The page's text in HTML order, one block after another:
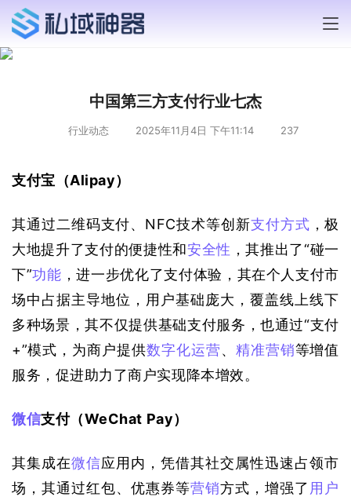
中国第三方支付行业七杰
行业动态 2025年11月4日 下午11:14 237
支付宝（Alipay）
其通过二维码支付、NFC技术等创新支付方式 ，极
大地提升了支付的便捷性和安全性 ，其推出了“碰一
下”功能 ，进一步优化了支付体验，其在个人支付市
场中占据主导地位，用户基础庞大，覆盖线上线下
多种场景，其不仅提供基础支付服务，也通过“支付
+”模式，为商户提供数字化运营、 精准营销等增值
服务，促进助力了商户实现降本增效。
微信支付（WeChat Pay）
其集成在微信应用内，凭借其社交属性迅速占领市
场，其通过红包、优惠券等营销方式，增强了 用户